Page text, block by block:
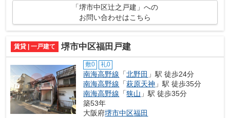
「堺市中区辻之戸建」への
お問い合わせはこちら
賃貸 | 一戸建て 堺市中区福田戸建
敷0 礼0
南海高野線 「北野田 」駅 徒歩24分
南海高野線 「萩原天神 」駅 徒歩35分
南海高野線 「狭山 」駅 徒歩35分
築53年
大阪府堺市中区福田